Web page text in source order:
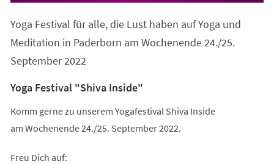
Yoga Festival für alle, die Lust haben auf Yoga und
Meditation in Paderborn am Wochenende 24./25.
September 2022
Yoga Festival "Shiva Inside"
Komm gerne zu unserem Yogafestival Shiva Inside
am Wochenende 24./25. September 2022.
Freu Dich auf: